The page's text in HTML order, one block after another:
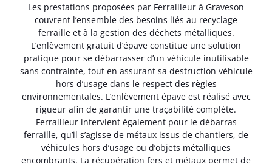
Les prestations proposées par Ferrailleur à Graveson
couvrent l’ensemble des besoins liés au recyclage
ferraille et à la gestion des déchets métalliques.
L’enlèvement gratuit d’épave constitue une solution
pratique pour se débarrasser d’un véhicule inutilisable
sans contrainte, tout en assurant sa destruction véhicule
hors d’usage dans le respect des règles
environnementales. L’enlèvement épave est réalisé avec
rigueur afin de garantir une traçabilité complète.
Ferrailleur intervient également pour le débarras
ferraille, qu’il s’agisse de métaux issus de chantiers, de
véhicules hors d’usage ou d’objets métalliques
encombrants. La récupération fers et métaux permet de